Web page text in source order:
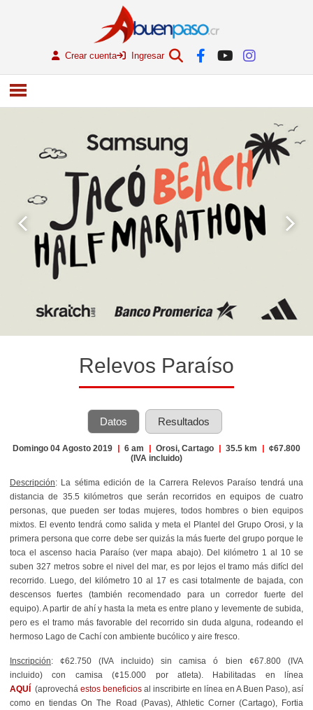
Crear cuenta Ingresar
Relevos Paraíso
Datos Resultados
Domingo 04 Agosto 2019 | 6 am | Orosi, Cartago | 35.5 km | ¢67.800
(IVA incluido)
Descripción: La sétima edición de la Carrera Relevos Paraíso tendrá una
distancia de 35.5 kilómetros que serán recorridos en equipos de cuatro
personas, que pueden ser todas mujeres, todos hombres o bien equipos
mixtos. El evento tendrá como salida y meta el Plantel del Grupo Orosi, y la
primera persona que corre debe ser quizás la más fuerte del grupo porque le
toca el ascenso hacia Paraíso (ver mapa abajo). Del kilómetro 1 al 10 se
suben 327 metros sobre el nivel del mar, es por lejos el tramo más difícl del
recorrido. Luego, del kilómetro 10 al 17 es casi totalmente de bajada, con
descensos fuertes (también recomendado para un corredor fuerte del
equipo). A partir de ahí y hasta la meta es entre plano y levemente de subida,
pero es el tramo más favorable del recorrido sin duda alguna, rodeando el
hermoso Lago de Cachí con ambiente bucólico y aire fresco.
Inscripción: ¢62.750 (IVA incluido) sin camisa ó bien ¢67.800 (IVA
incluido) con camisa (¢15.000 por atleta). Habilitadas en línea
AQUÍ (aprovechá estos beneficios al inscribirte en línea en A Buen Paso), así
como en tiendas On The Road (Pavas), Athletic Corner (Cartago), Fortia